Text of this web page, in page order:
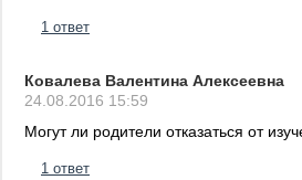
1 ответ
Ковалева Валентина Алексеевна
24.08.2016 15:59
Могут ли родители отказаться от
1 ответ